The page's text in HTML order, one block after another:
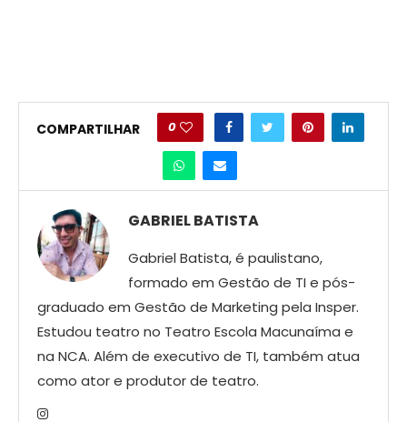
COMPARTILHAR 0
GABRIEL BATISTA
Gabriel Batista, é paulistano,
formado em Gestão de TI e pós-
graduado em Gestão de Marketing pela Insper.
Estudou teatro no Teatro Escola Macunaíma e
na NCA. Além de executivo de TI, também atua
como ator e produtor de teatro.